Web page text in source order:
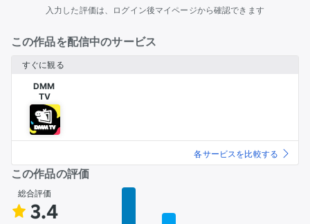
入力した評価は、ログイン後マイページから確認できます
この作品を配信中のサービス
すぐに観る
DMM
TV
各サービスを比較する
この作品の評価
総合評価
3.4